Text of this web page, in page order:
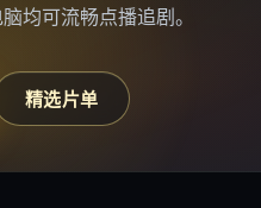
均可流畅点播追剧。
精选片单